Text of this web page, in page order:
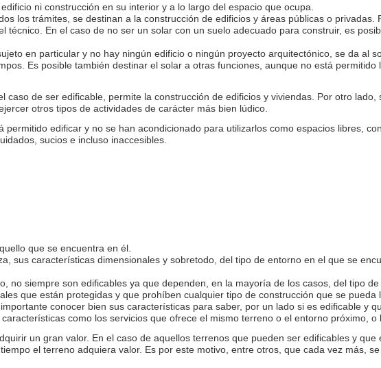
ni construcción en su interior y a lo largo del espacio que ocupa.
los trámites, se destinan a la construcción de edificios y áreas públicas o privadas.
técnico. En el caso de no ser un solar con un suelo adecuado para construir, es
en particular y no hay ningún edificio o ningún proyecto arquitectónico, se da al
Es posible también destinar el solar a otras funciones, aunque no está
caso de ser edificable, permite la construcción de edificios y viviendas. Por otro
otros tipos de actividades de carácter más bien lúdico.
permitido edificar y no se han acondicionado para utilizarlos como espacios libres,
sucios e incluso inaccesibles.
que se encuentra en él.
sus características dimensionales y sobretodo, del tipo de entorno en el que se
no siempre son edificables ya que dependen, en la mayoría de los casos, del tipo
que están protegidas y que prohíben cualquier tipo de construcción que se pueda
conocer bien sus características para saber, por un lado si es edificable y
como los servicios que ofrece el mismo terreno o el entorno próximo, o
un gran valor. En el caso de aquellos terrenos que pueden ser edificables y
el terreno adquiera valor. Es por este motivo, entre otros, que cada vez más,